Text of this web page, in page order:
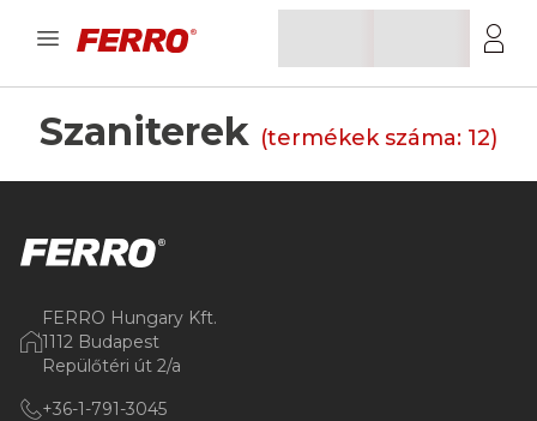
Szaniterek (termékek száma: 12)
FERRO Hungary Kft.
1112 Budapest
Repülőtéri út 2/a
+36-1-791-3045